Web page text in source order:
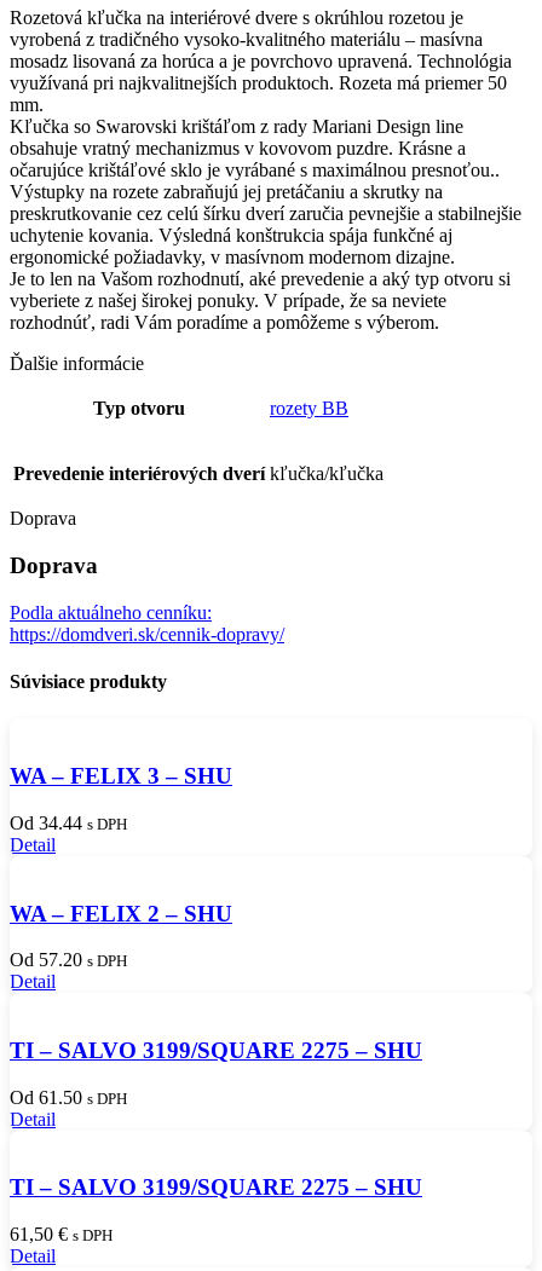
6
SW
-
R
Rozetová kľučka na interiérové dvere s okrúhlou rozetou je
vyrobená z tradičného vysoko-kvalitného materiálu – masívna
mosadz lisovaná za horúca a je povrchovo upravená. Technológia
využívaná pri najkvalitnejších produktoch. Rozeta má priemer 50
mm.
Kľučka so Swarovski krištáľom z rady Mariani Design line
obsahuje vratný mechanizmus v kovovom puzdre. Krásne a
očarujúce krištáľové sklo je vyrábané s maximálnou presnoťou..
Výstupky na rozete zabraňujú jej pretáčaniu a skrutky na
preskrutkovanie cez celú šírku dverí zaručia pevnejšie a stabilnejšie
uchytenie kovania. Výsledná konštrukcia spája funkčné aj
ergonomické požiadavky, v masívnom modernom dizajne.
Je to len na Vašom rozhodnutí, aké prevedenie a aký typ otvoru si
vyberiete z našej širokej ponuky. V prípade, že sa neviete
rozhodnúť, radi Vám poradíme a pomôžeme s výberom.
Ďalšie informácie
Typ otvoru rozety BB
Prevedenie interiérových dverí kľučka/kľučka
Doprava
Doprava
Podla aktuálneho cenníku:
https://domdveri.sk/cennik-dopravy/
Súvisiace produkty
WA – FELIX 3 – SHU
Od 34.44 s DPH
Detail
WA – FELIX 2 – SHU
Od 57.20 s DPH
Detail
TI – SALVO 3199/SQUARE 2275 – SHU
Od 61.50 s DPH
Detail
TI – SALVO 3199/SQUARE 2275 – SHU
61,50 € s DPH
Detail